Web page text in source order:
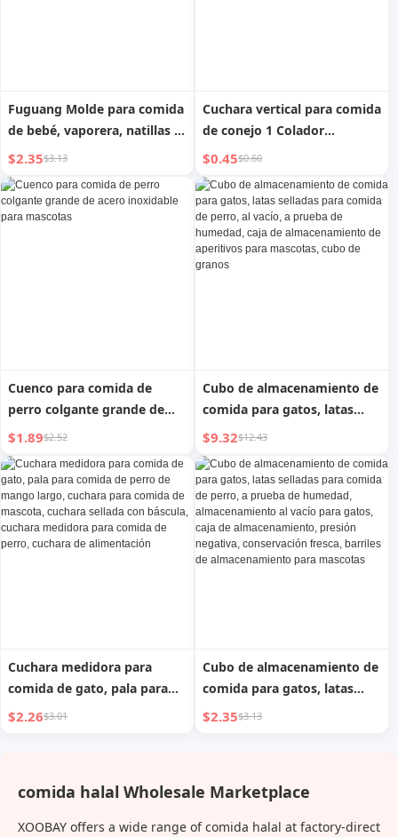
Fuguang Molde para comida
de bebé, vaporera, natillas al
vapor, bol apto para
microondas, vajilla para
bebé, bol para comida
sólida, recipiente congelado
$2.35$3.13
Cuchara vertical para comida
de conejo 1 Colador
pequeño para uso
doméstico 1 Escurridor para
tapas de cocina 1
$0.45$0.60
Cuenco para comida de
perro colgante grande de
acero inoxidable para
mascotas
$1.89$2.52
Cubo de almacenamiento de
comida para gatos, latas
selladas para comida de
perro, al vacío, a prueba de
humedad, caja de
almacenamiento de
aperitivos para mascotas,
cubo de granos
$9.32$12.43
Cuchara medidora para
comida de gato, pala para
comida de perro de mango
medidora para comida de
$2.26$3.01
Cubo de almacenamiento de
comida para gatos, latas
selladas para comida de
almacenamiento, presión
$2.35$3.13
comida halal Wholesale Marketplace
XOOBAY offers a wide range of comida halal at factory-direct